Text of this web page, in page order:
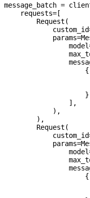
message_batch =
    requests
= [
        Request(
            custom_id
            params
=
                model
                    {
                    }
                ],
            ),
        ),
        Request(
            custom_id
            params
=
                model
                    {